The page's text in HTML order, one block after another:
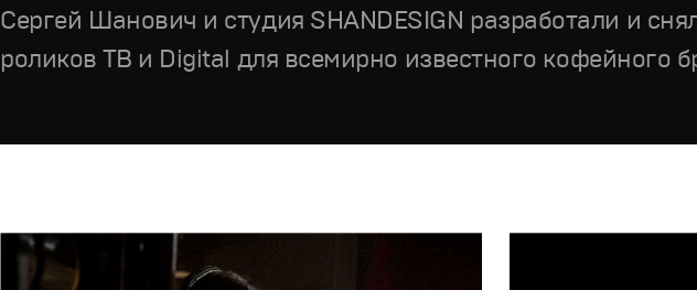
Сергей Шанович и студия SHANDESIGN разработали и
роликов ТВ и Digital для всемирно известного кофейного